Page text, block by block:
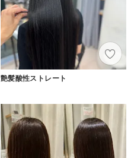
艶髪酸性ストレート